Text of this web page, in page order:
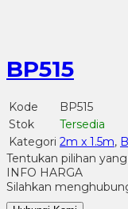
BP515
Kode
BP515
Stok
Tersedia
Kategori 2m x 1.5m,
Tentukan pilihan
INFO HARGA
Silahkan